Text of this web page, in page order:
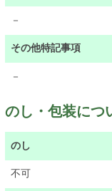
－
その他特記事項
－
のし・包装につ
のし
不可